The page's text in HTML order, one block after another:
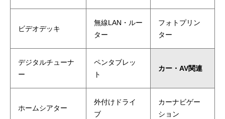
ビデオデッキ
無線LAN・ルー
ター
フォトプリン
ター
デジタルチューナ
ー
ペンタブレッ
ト
カー・AV関連
ホームシアター
外付けドライ
ブ
カーナビゲー
ション